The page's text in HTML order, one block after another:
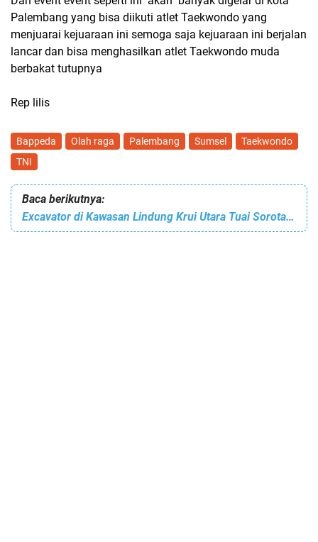
Palembang yang bisa diikuti atlet Taekwondo yang
menjuarai kejuaraan ini semoga saja kejuaraan ini berjalan
lancar dan bisa menghasilkan atlet Taekwondo muda
berbakat tutupnya
Rep lilis
Bappeda Olah raga Palembang Sumsel
Taekwondo
TNI
Baca berikutnya:
Excavator di Kawasan Lindung Krui Utara Tuai Sorotan, Diduga Terkait Pejabat DPRD